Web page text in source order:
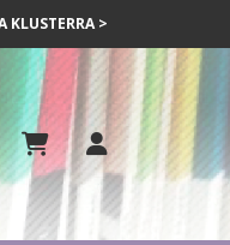
KLUSTERRA >